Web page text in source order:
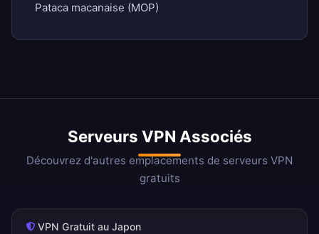
Pataca macanaise (MOP)
Serveurs VPN Associés
Découvrez d'autres emplacements de serveurs VPN
gratuits
VPN Gratuit au Japon